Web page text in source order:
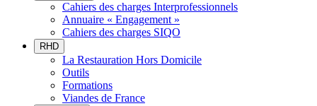
Cahiers des charges Interprofessionnels
Annuaire « Engagement »
Cahiers des charges SIQO
RHD
La Restauration Hors Domicile
Outils
Formations
Viandes de France